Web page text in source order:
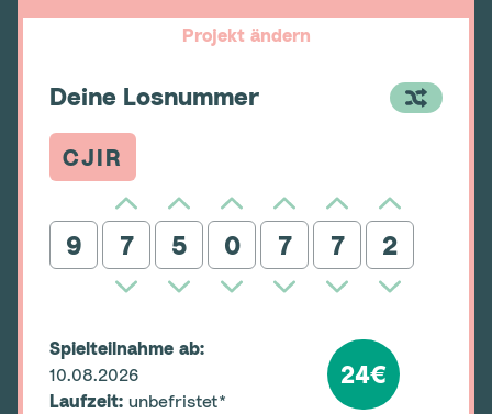
Projekt ändern
Deine Losnummer
CJIR
9
Spielteilnahme ab:
10.08.2026
Laufzeit: unbefristet*
24€